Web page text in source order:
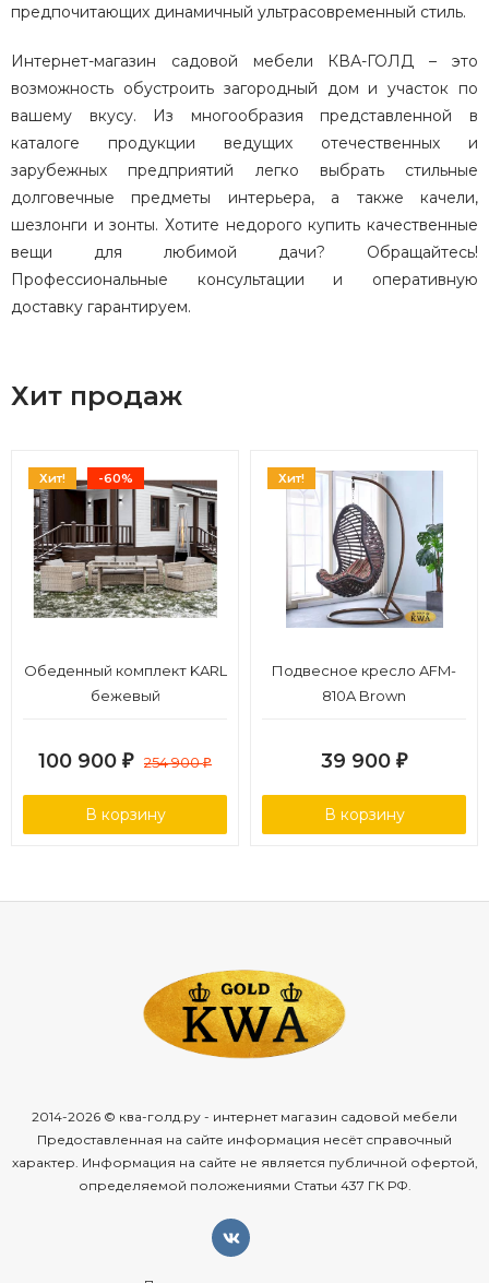
предпочитающих динамичный ультрасовременный стиль.
Интернет-магазин садовой мебели КВА-ГОЛД – это
возможность обустроить загородный дом и участок по
вашему вкусу. Из многообразия представленной в
каталоге продукции ведущих отечественных и
зарубежных предприятий легко выбрать стильные
долговечные предметы интерьера, а также качели,
шезлонги и зонты. Хотите недорого купить качественные
вещи для любимой дачи? Обращайтесь!
Профессиональные консультации и оперативную
доставку гарантируем.
Хит продаж
Хит! -60%
Обеденный комплект KARL
бежевый
100 900 ₽ 254 900₽
В корзину
Хит!
Подвесное кресло AFM-
810A Brown
39 900 ₽
В корзину
2014-2026 © ква-голд.ру - интернет магазин садовой мебели
Предоставленная на сайте информация несёт справочный
характер. Информация на сайте не является публичной офертой,
определяемой положениями Статьи 437 ГК РФ.